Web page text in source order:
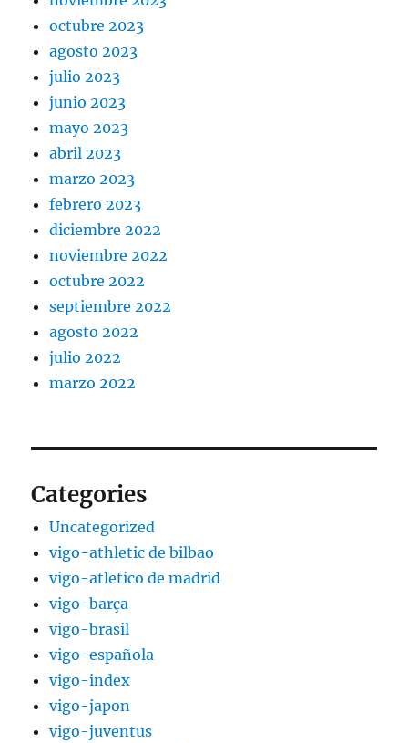
octubre 2023
agosto 2023
julio 2023
junio 2023
mayo 2023
abril 2023
marzo 2023
febrero 2023
diciembre 2022
noviembre 2022
octubre 2022
septiembre 2022
agosto 2022
julio 2022
marzo 2022
Categories
Uncategorized
vigo-athletic de bilbao
vigo-atletico de madrid
vigo-barça
vigo-brasil
vigo-española
vigo-index
vigo-japon
vigo-juventus